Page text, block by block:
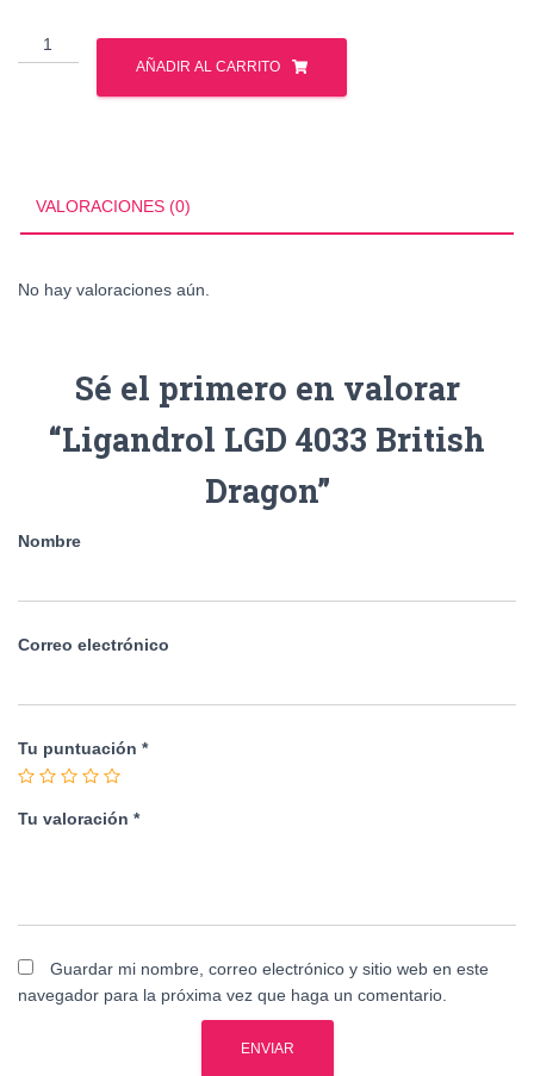
Ligandrol
LGD
AÑADIR AL CARRITO
VALORACIONES (0)
No hay valoraciones aún.
Sé el primero en valorar
“Ligandrol LGD 4033 British
Dragon”
Nombre
Correo electrónico
Tu puntuación *
Tu valoración *
Guardar mi nombre, correo electrónico y sitio web en este
navegador para la próxima vez que haga un comentario.